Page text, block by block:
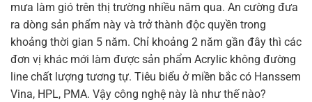
mưa làm gió trên thị trường nhiều năm qua. An cường đưa
ra dòng sản phẩm này và trở thành độc quyền trong
khoảng thời gian 5 năm. Chỉ khoảng 2 năm gần đây thì các
đơn vị khác mới làm được sản phẩm Acrylic không đường
line chất lượng tương tự. Tiêu biểu ở miền bắc có Hanssem
Vina, HPL, PMA. Vậy công nghệ này là như thế nào?